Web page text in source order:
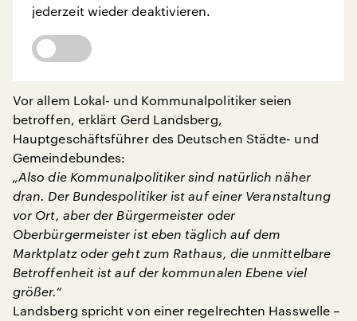
jederzeit wieder deaktivieren.
Vor allem Lokal- und Kommunalpolitiker seien
betroffen, erklärt Gerd Landsberg,
Hauptgeschäftsführer des Deutschen Städte- und
Gemeindebundes:
„Also die Kommunalpolitiker sind natürlich näher
dran. Der Bundespolitiker ist auf einer Veranstaltung
vor Ort, aber der Bürgermeister oder
Oberbürgermeister ist eben täglich auf dem
Marktplatz oder geht zum Rathaus, die unmittelbare
Betroffenheit ist auf der kommunalen Ebene viel
größer.“
Landsberg spricht von einer regelrechten Hasswelle –